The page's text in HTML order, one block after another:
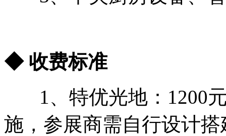
◆ 收费标准
1、特优光地：1200元
施，参展商需自行设计